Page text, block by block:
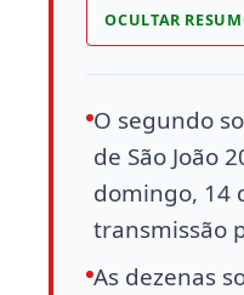
OCULTAR
O segundo
de São João
domingo, 14
transmissão
As dezenas